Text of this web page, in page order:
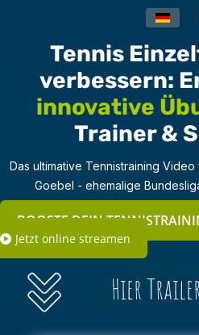
Tennis
verbessern:
innovative
Trainer &
Das ultimative Tennistraining
Goebel - ehemalige
BOOSTE DEIN
Jetzt online streamen
Hier
Sprache